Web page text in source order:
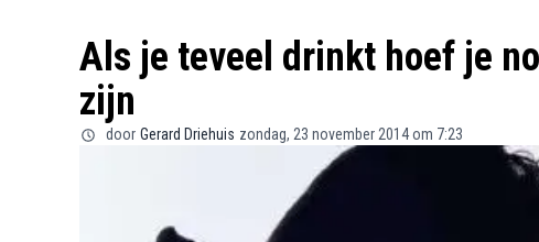
Als je teveel drinkt hoef je
zijn
door Gerard Driehuis zondag, 23 november 2014 om 7:23